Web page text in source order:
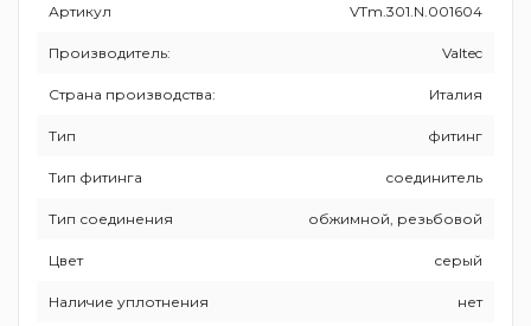
Артикул VTm.301.N.001604
Производитель: Valtec
Страна производства: Италия
Тип фитинг
Тип фитинга соединитель
Тип соединения обжимной, резьбовой
Цвет серый
Наличие уплотнения нет